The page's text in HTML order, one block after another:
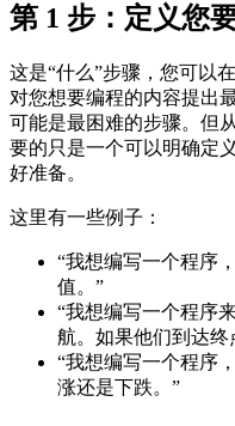
第 1 步：定义您
这是“什么”步骤，您可以
对您想要编程的内容提出
可能是最困难的步骤。但
要的只是一个可以明确定
好准备。
这里有一些例子：
“我想编写一个程序
值。”
“我想编写一个程序
航。如果他们到达
“我想编写一个程序
涨还是下跌。”